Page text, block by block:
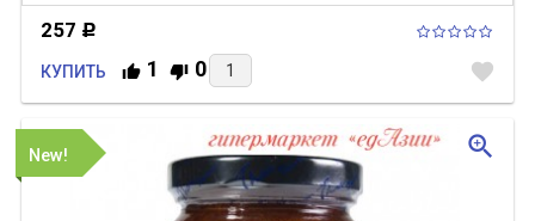
257 Р
КУПИТЬ 1 0 favorite
New! zoom_in